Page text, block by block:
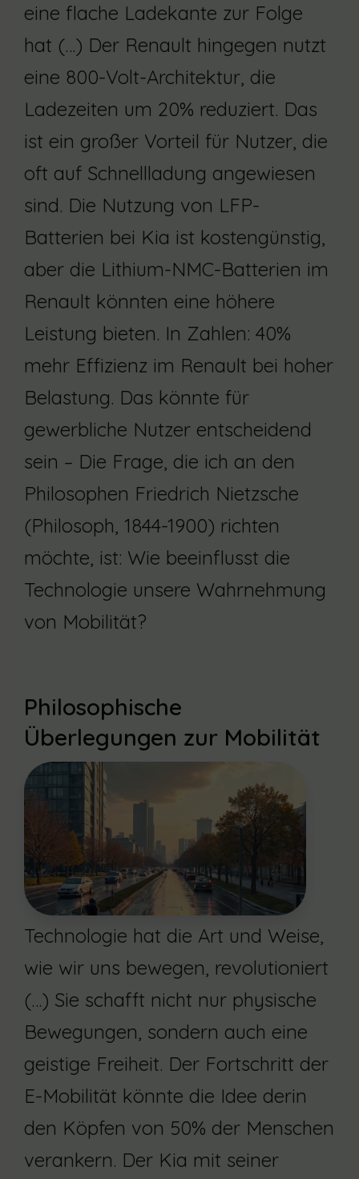
eine flache Ladekante zur Folge
hat (…) Der Renault hingegen nutzt
eine 800-Volt-Architektur, die
Ladezeiten um 20% reduziert. Das
ist ein großer Vorteil für Nutzer, die
oft auf Schnellladung angewiesen
sind. Die Nutzung von LFP-
Batterien bei Kia ist kostengünstig,
aber die Lithium-NMC-Batterien im
Renault könnten eine höhere
Leistung bieten. In Zahlen: 40%
mehr Effizienz im Renault bei hoher
Belastung. Das könnte für
gewerbliche Nutzer entscheidend
sein – Die Frage, die ich an den
Philosophen Friedrich Nietzsche
(Philosoph, 1844-1900) richten
möchte, ist: Wie beeinflusst die
Technologie unsere Wahrnehmung
von Mobilität?
Philosophische
Überlegungen zur Mobilität
Technologie hat die Art und Weise,
wie wir uns bewegen, revolutioniert
(…) Sie schafft nicht nur physische
Bewegungen, sondern auch eine
geistige Freiheit. Der Fortschritt der
E-Mobilität könnte die Idee derin
den Köpfen von 50% der Menschen
verankern. Der Kia mit seiner